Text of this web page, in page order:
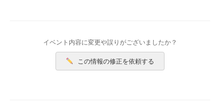
イベント内容に変更や誤りがございましたか？
この情報の修正を依頼する